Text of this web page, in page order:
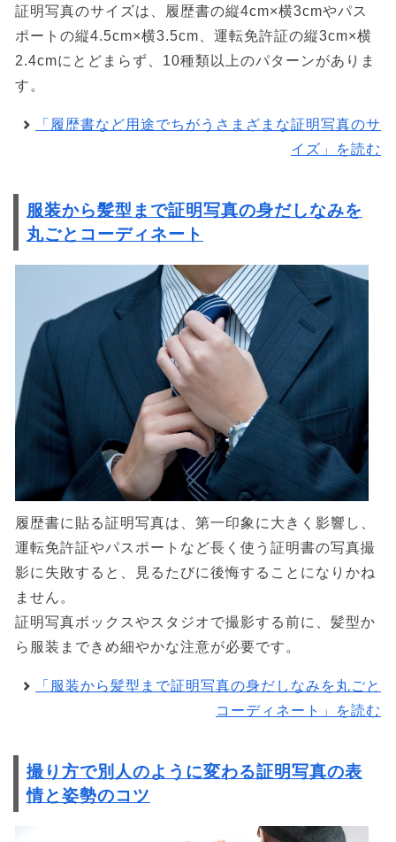
証明写真のサイズは、履歴書の縦4cm×横3cmやパス
ポートの縦4.5cm×横3.5cm、運転免許証の縦3cm×横
2.4cmにとどまらず、10種類以上のパターンがありま
す。
「履歴書など用途でちがうさまざまな証明写真のサ
イズ」を読む
服装から髪型まで証明写真の身だしなみを
丸ごとコーディネート
履歴書に貼る証明写真は、第一印象に大きく影響し、
運転免許証やパスポートなど長く使う証明書の写真撮
影に失敗すると、見るたびに後悔することになりかね
ません。
証明写真ボックスやスタジオで撮影する前に、髪型か
ら服装まできめ細やかな注意が必要です。
「服装から髪型まで証明写真の身だしなみを丸ごと
コーディネート」を読む
撮り方で別人のように変わる証明写真の表
情と姿勢のコツ